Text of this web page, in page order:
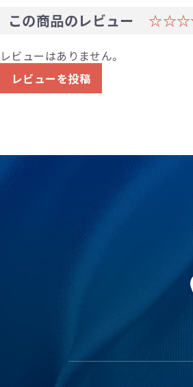
この商品のレビュー
レビューはありません。
レビューを投稿